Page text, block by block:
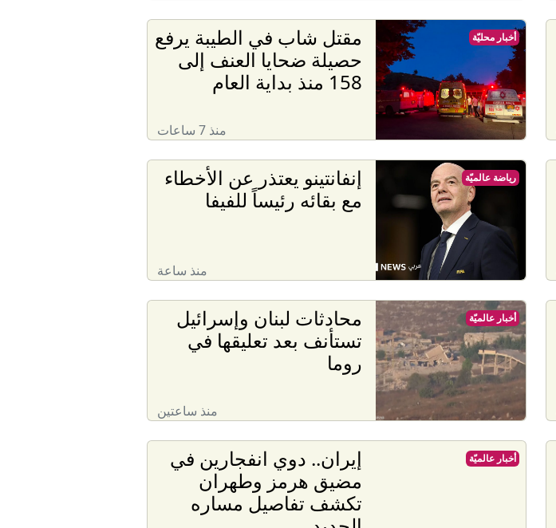
مقتل شاب في الطيبة يرفع
حصيلة ضحايا العنف إلى
158 منذ بداية العام
منذ 7 ساعات
أخبار محليّة
إنفانتينو يعتذر عن الأخطاء
مع بقائه رئيساً للفيفا
منذ ساعة
رياضة عالميّة
محادثات لبنان وإسرائيل
تستأنف بعد تعليقها في
روما
منذ ساعتين
أخبار عالميّة
إيران.. دوي انفجارين في
مضيق هرمز وطهران
تكشف تفاصيل مساره
أخبار عالميّة